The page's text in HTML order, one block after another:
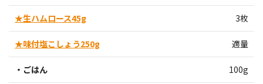
★生ハムロース45g 3枚
★味付塩こしょう250g 適量
・ごはん 100g